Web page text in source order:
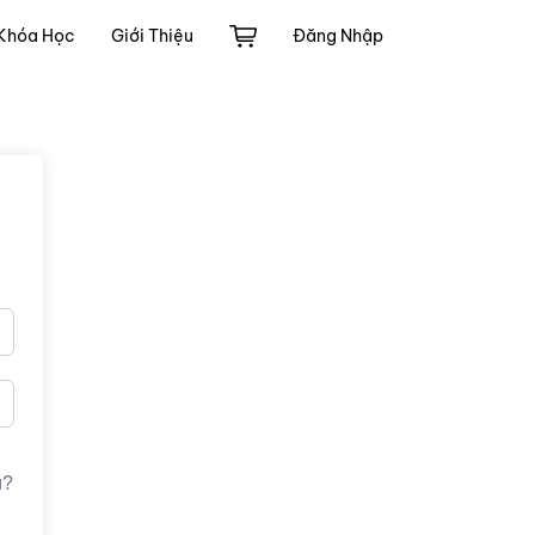
Học Giới Thiệu Đăng Nhập